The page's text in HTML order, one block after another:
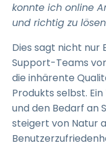
konnte ich online
und richtig zu
Dies sagt nicht nur
Support-Teams
die inhärente
Produkts selbst.
und den Bedarf an
steigert von Natur